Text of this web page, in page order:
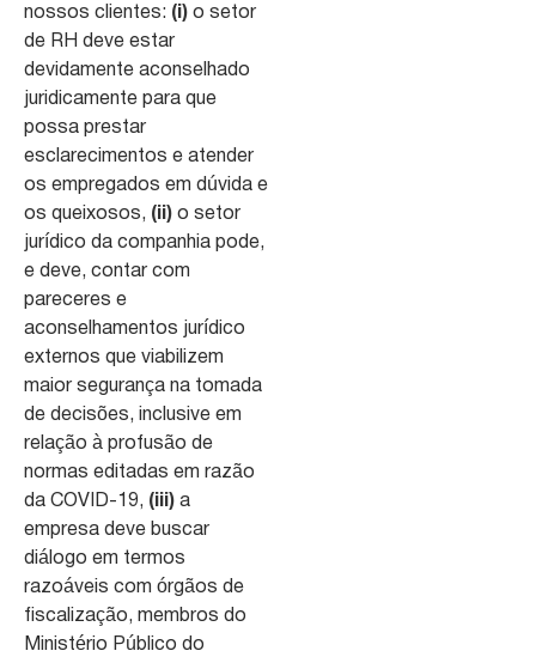
nossos clientes: (i) o setor
de RH deve estar
devidamente aconselhado
juridicamente para que
possa prestar
esclarecimentos e atender
os empregados em dúvida e
os queixosos, (ii) o setor
jurídico da companhia pode,
e deve, contar com
pareceres e
aconselhamentos jurídico
externos que viabilizem
maior segurança na tomada
de decisões, inclusive em
relação à profusão de
normas editadas em razão
da COVID-19, (iii) a
empresa deve buscar
diálogo em termos
razoáveis com órgãos de
fiscalização, membros do
Ministério Público do